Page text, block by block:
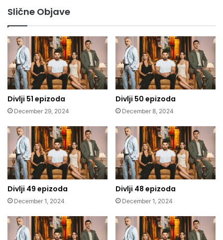
Slične Objave
Divlji 51 epizoda
December 29, 2024
Divlji 50 epizoda
December 8, 2024
Divlji 49 epizoda
December 1, 2024
Divlji 48 epizoda
December 1, 2024